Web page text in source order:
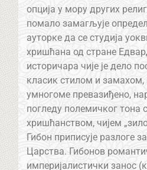
опција у мору других
помало замагљује
ауторке да се студија
хришћана од стране
историчара чије је дело
класик стилом и замахом,
умногоме превазиђено,
погледу полемичког тона
хришћанством, чијем
Гибон приписује разлоге
Царства. Гибонов
империјалистички занос